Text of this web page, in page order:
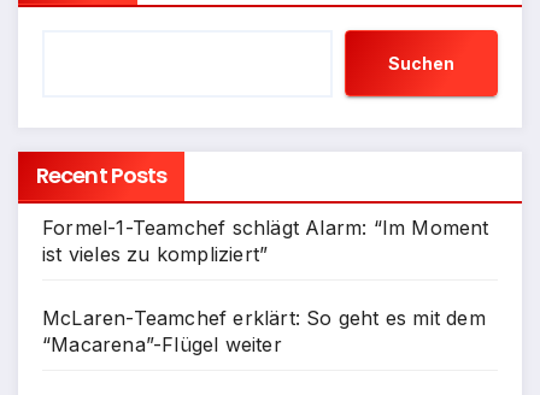
Suchen
Recent Posts
Formel-1-Teamchef schlägt Alarm: “Im Moment
ist vieles zu kompliziert”
McLaren-Teamchef erklärt: So geht es mit dem
“Macarena”-Flügel weiter